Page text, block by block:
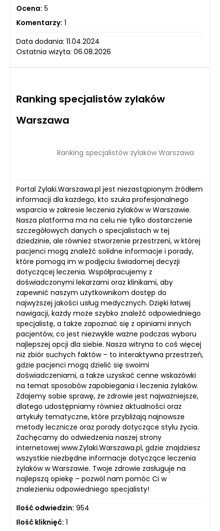
Ocena: 5
Komentarzy: 1
Data dodania: 11.04.2024
Ostatnia wizyta: 06.08.2026
Ranking specjalistów zylaków
Warszawa
Ranking specjalistów zylaków Warszawa
Portal Zylaki.Warszawa.pl jest niezastąpionym źródłem
informacji dla każdego, kto szuka profesjonalnego
wsparcia w zakresie leczenia żylaków w Warszawie.
Nasza platforma ma na celu nie tylko dostarczenie
szczegółowych danych o specjalistach w tej
dziedzinie, ale również stworzenie przestrzeni, w której
pacjenci mogą znaleźć solidne informacje i porady,
które pomogą im w podjęciu świadomej decyzji
dotyczącej leczenia. Współpracujemy z
doświadczonymi lekarzami oraz klinikami, aby
zapewnić naszym użytkownikom dostęp do
najwyższej jakości usług medycznych. Dzięki łatwej
nawigacji, każdy może szybko znaleźć odpowiedniego
specjalistę, a także zapoznać się z opiniami innych
pacjentów, co jest niezwykle ważne podczas wyboru
najlepszej opcji dla siebie. Nasza witryna to coś więcej
niż zbiór suchych faktów – to interaktywna przestrzeń,
gdzie pacjenci mogą dzielić się swoimi
doświadczeniami, a także uzyskać cenne wskazówki
na temat sposobów zapobiegania i leczenia żylaków.
Zdajemy sobie sprawę, że zdrowie jest najważniejsze,
dlatego udostępniamy również aktualności oraz
artykuły tematyczne, które przybliżają najnowsze
metody lecznicze oraz porady dotyczące stylu życia.
Zachęcamy do odwiedzenia naszej strony
internetowej www.Zylaki.Warszawa.pl, gdzie znajdziesz
wszystkie niezbędne informacje dotyczące leczenia
żylaków w Warszawie. Twoje zdrowie zasługuje na
najlepszą opiekę – pozwól nam pomóc Ci w
znalezieniu odpowiedniego specjalisty!
Ilość odwiedzin: 954
Ilość kliknięć: 1